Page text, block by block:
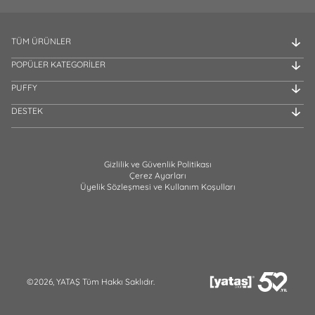
TÜM ÜRÜNLER
POPÜLER KATEGORİLER
PUFFY
DESTEK
Gizlilik ve Güvenlik Politikası
Çerez Ayarları
Üyelik Sözleşmesi ve Kullanım Koşulları
©2026, YATAŞ Tüm Hakkı Saklıdır.